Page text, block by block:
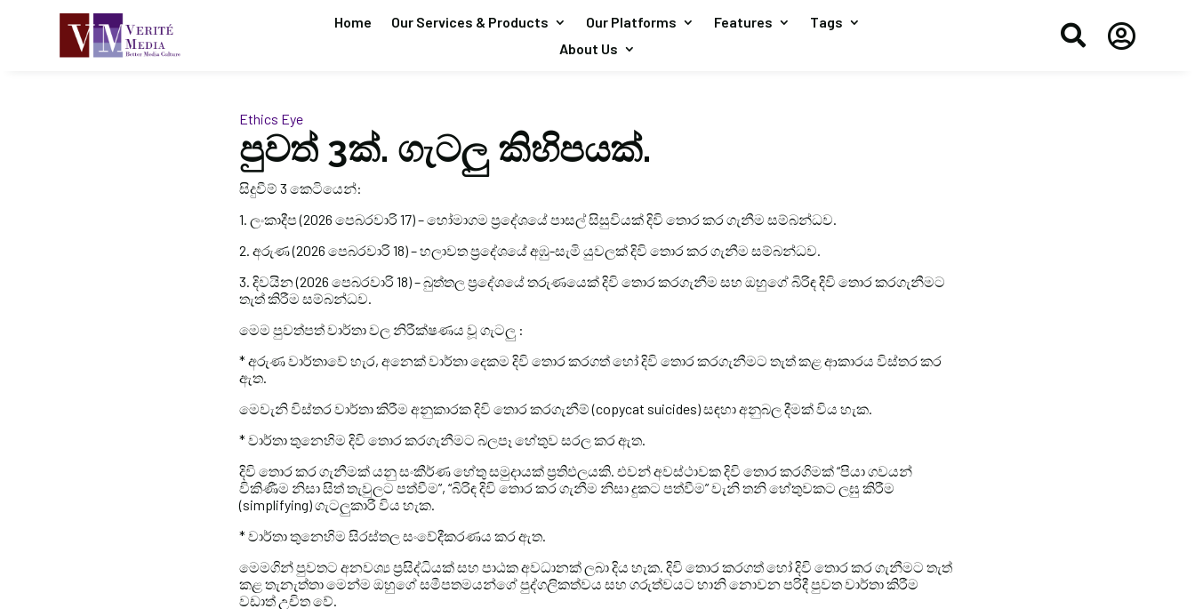
Home Our Services & Products Our Platforms Features
Tags
About Us
 
Ethics Eye
පුවත් 3ක්. ගැටලු කිහිපයක්.
සිදුවීම් 3 කෙටියෙන්:
1. ලංකාදීප (2026 පෙබරවාරි 17) – හෝමාගම ප්‍රදේශයේ පාසල් සිසුවියක් දිවි තොර කර ගැනීම සම්බන්ධව.
2. අරුණ (2026 පෙබරවාරි 18) – හලාවත ප්‍රදේශයේ අඹු-සැමි යුවලක් දිවි තොර කර ගැනීම සම්බන්ධව.
3. දිවයින (2026 පෙබරවාරි 18) – බුත්තල ප්‍රදේශයේ තරුණයෙක් දිවි තොර කරගැනීම සහ ඔහුගේ බිරිඳ දිවි තොර කරගැනීමට
තැත් කිරීම සම්බන්ධව.
මෙම පුවත්පත් වාර්තා වල නිරීක්ෂණය වූ ගැටලු :
* අරුණ වාර්තාවේ හැර, අනෙක් වාර්තා දෙකම දිවි තොර කරගත් හෝ දිවි තොර කරගැනීමට තැත් කළ ආකාරය විස්තර කර
ඇත.
මෙවැනි විස්තර වාර්තා කිරීම අනුකාරක දිවි තොර කරගැනීම් (copycat suicides) සඳහා අනුබල දීමක් විය හැක.
* වාර්තා තුනෙහිම දිවි තොර කරගැනීමට බලපෑ හේතුව සරල කර ඇත.
දිවි තොර කර ගැනීමක් යනු සංකීර්ණ හේතු සමුදායක් ප්‍රතිඵලයකි. එවන් අවස්ථාවක දිවි තොර කරගිමක් “පියා ගවයන්
විකිණීම නිසා සිත් තැවුලට පත්වීම”, “බිරිඳ දිවි තොර කර ගැනීම නිසා දුකට පත්වීම” වැනි තනි හේතුවකට ලඝු කිරීම
(simplifying) ගැටලුකාරී විය හැක.
* වාර්තා තුනෙහිම සිරස්තල සංවේදීකරණය කර ඇත.
මෙමගින් පුවතට අනවශ්‍ය ප්‍රසිද්ධියක් සහ පාඨක අවධානක් ලබා දිය හැක. දිවි තොර කරගත් හෝ දිවි තොර කර ගැනීමට තැත්
කළ තැනැත්තා මෙන්ම ඔහුගේ සමීපතමයන්ගේ පුද්ගලිකත්වය සහ ගරුත්වයට හානි නොවන පරිදී පුවත වාර්තා කිරීම
වඩාත් උචිත වේ.